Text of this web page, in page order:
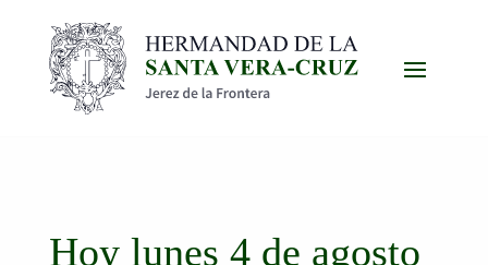
Hoy lunes 4 de agosto